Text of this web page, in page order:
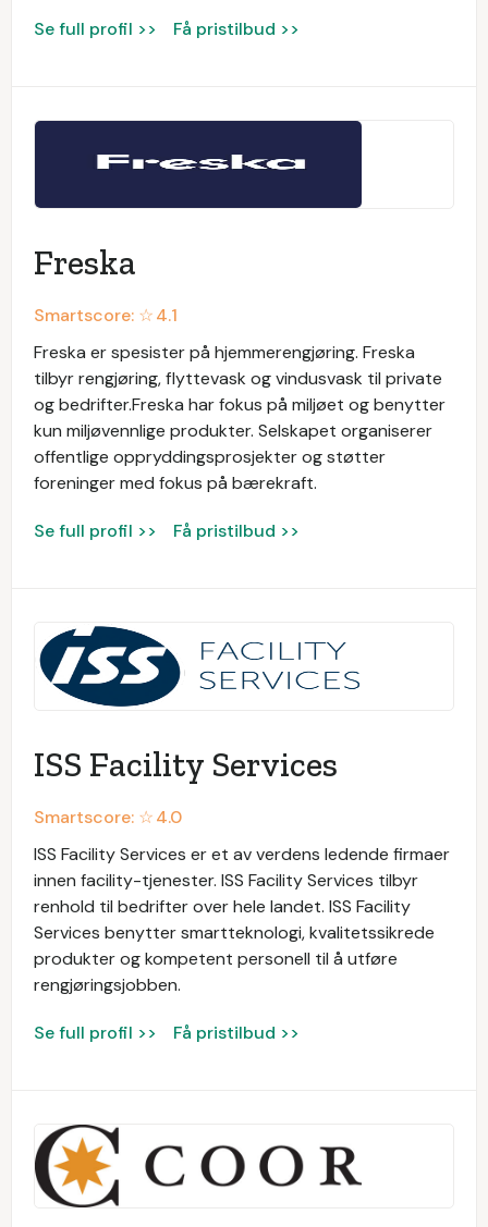
Se full profil >> Få pristilbud >>
Freska
Smartscore: ☆4.1
Freska er spesister på hjemmerengjøring. Freska
tilbyr rengjøring, flyttevask og vindusvask til private
og bedrifter.Freska har fokus på miljøet og benytter
kun miljøvennlige produkter. Selskapet organiserer
offentlige oppryddingsprosjekter og støtter
foreninger med fokus på bærekraft.
Se full profil >> Få pristilbud >>
ISS Facility Services
Smartscore: ☆4.0
ISS Facility Services er et av verdens ledende firmaer
innen facility-tjenester. ISS Facility Services tilbyr
renhold til bedrifter over hele landet. ISS Facility
Services benytter smartteknologi, kvalitetssikrede
produkter og kompetent personell til å utføre
rengjøringsjobben.
Se full profil >> Få pristilbud >>